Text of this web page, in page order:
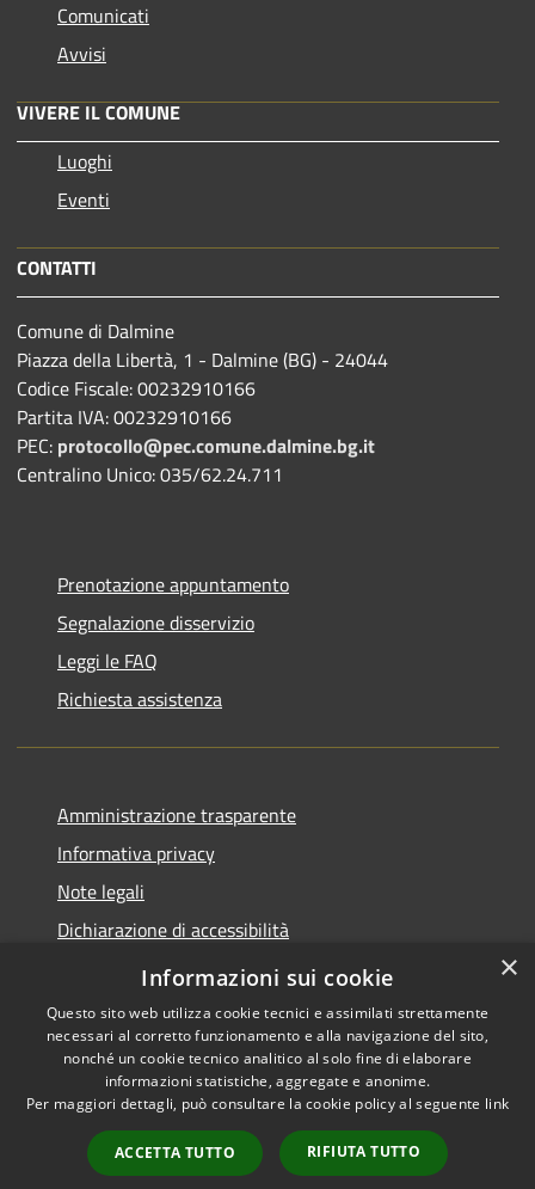
Comunicati
Avvisi
VIVERE IL COMUNE
Luoghi
Eventi
CONTATTI
Comune di Dalmine
Piazza della Libertà, 1 - Dalmine (BG) - 24044
Codice Fiscale: 00232910166
Partita IVA: 00232910166
PEC: protocollo@pec.comune.dalmine.bg.it
Centralino Unico: 035/62.24.711
Prenotazione appuntamento
Segnalazione disservizio
Leggi le FAQ
Richiesta assistenza
Amministrazione trasparente
Informativa privacy
Note legali
Dichiarazione di accessibilità
Piano di miglioramento del sito
Accessibilità
Copyright © 2026 • Comune di
Dalmine • Powered by
Municipium•
Accesso
redazione
×
Informazioni sui cookie
Questo sito web utilizza cookie tecnici e assimilati strettamente
necessari al corretto funzionamento e alla navigazione del sito,
nonché un cookie tecnico analitico al solo fine di elaborare
informazioni statistiche, aggregate e anonime.
Per maggiori dettagli, può consultare la cookie policy al seguente link
ACCETTA TUTTO RIFIUTA TUTTO